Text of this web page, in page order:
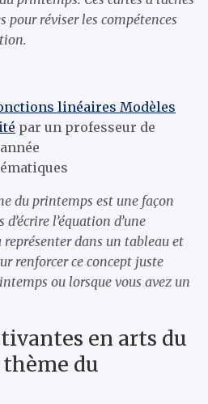
pour réviser les compétences
linéaires Modèles
par un professeur de
du printemps est une façon
l’équation d’une
dans un tableau et
renforcer ce concept juste
ou lorsque vous avez un
en arts du
du